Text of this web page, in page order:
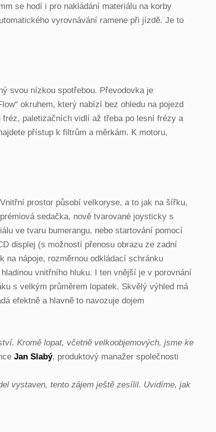
se hodí i pro nakládání materiálu na korby
vyrovnávání ramene při jízdě. Je to
svou nízkou spotřebou. Převodovka je
okruhem, který nabízí bez ohledu na pojezd
paletizačních vidlí až třeba po lesní frézy a
přístup k filtrům a měrkám. K motoru,
prostor působí velkoryse, a to jak na šířku,
sedačka, nově tvarované joysticky s
ve tvaru bumerangu, nebo startování pomocí
displej (s možností přenosu obrazu ze zadní
nápoje, rozměrnou odkládací schránku
vnitřního hluku. I ten vnější je v porovnání
s velkým průměrem lopatek. Skvělý výhled má
efektně a hlavně to navozuje dojem
Kromě lopat, včetně velkoobjemových, jsme ke
Jan Slabý, produktový manažer společnosti
vystaven, tento zájem ještě zesílil. Uvidíme, jak